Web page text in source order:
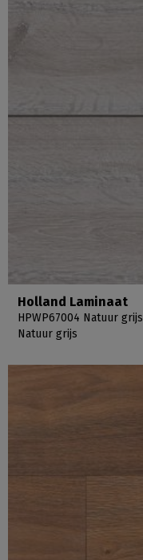
Holland Laminaat
HPWP67004 Natuur grijs
Natuur grijs